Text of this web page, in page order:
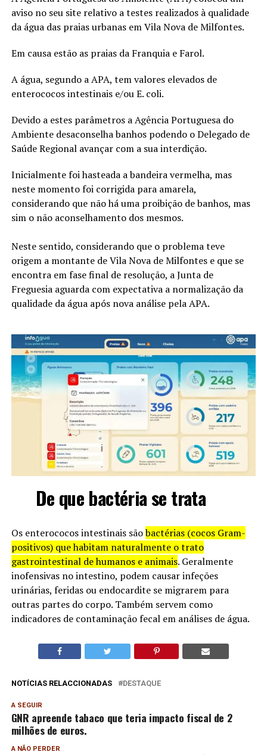
aviso no seu site relativo a testes realizados à qualidade
da água das praias urbanas em Vila Nova de Milfontes.
Em causa estão as praias da Franquia e Farol.
A água, segundo a APA, tem valores elevados de
enterococos intestinais e/ou E. coli.
Devido a estes parâmetros a Agência Portuguesa do
Ambiente desaconselha banhos podendo o Delegado de
Saúde Regional avançar com a sua interdição.
Inicialmente foi hasteada a bandeira vermelha, mas
neste momento foi corrigida para amarela,
considerando que não há uma proibição de banhos, mas
sim o não aconselhamento dos mesmos.
Neste sentido, considerando que o problema teve
origem a montante de Vila Nova de Milfontes e que se
encontra em fase final de resolução, a Junta de
Freguesia aguarda com expectativa a normalização da
qualidade da água após nova análise pela APA.
De que bactéria se trata
Os enterococos intestinais sãobactérias (cocos Gram-
positivos) que habitam naturalmente o trato
gastrointestinal de humanos e animais. Geralmente
inofensivas no intestino, podem causar infeções
urinárias, feridas ou endocardite se migrarem para
outras partes do corpo. Também servem como
indicadores de contaminação fecal em análises de água.
NOTÍCIAS RELACCIONADAS DESTAQUE
A SEGUIR
GNR apreende tabaco que teria impacto fiscal de 2
milhões de euros.
A NÃO PERDER